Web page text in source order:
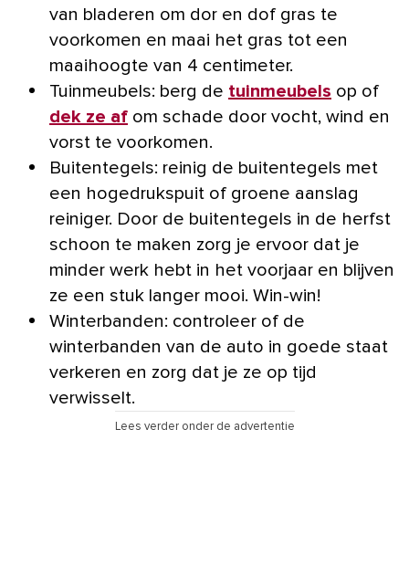
van bladeren om dor en dof gras te
voorkomen en maai het gras tot een
maaihoogte van 4 centimeter.
Tuinmeubels: berg de tuinmeubels op of
dek ze af om schade door vocht, wind en
vorst te voorkomen.
Buitentegels: reinig de buitentegels met
een hogedrukspuit of groene aanslag
reiniger. Door de buitentegels in de herfst
schoon te maken zorg je ervoor dat je
minder werk hebt in het voorjaar en blijven
ze een stuk langer mooi. Win-win!
Winterbanden: controleer of de
winterbanden van de auto in goede staat
verkeren en zorg dat je ze op tijd
verwisselt.
Lees verder onder de advertentie